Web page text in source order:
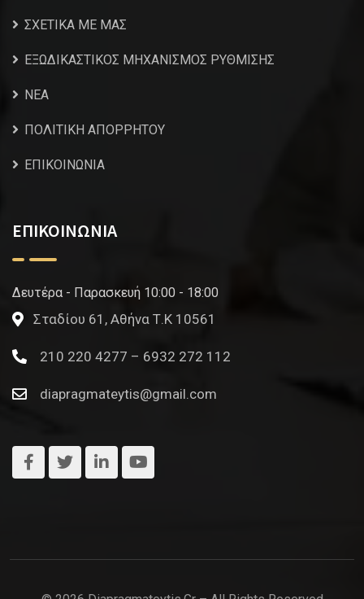
ΣΧΕΤΙΚΑ ΜΕ ΜΑΣ
ΕΞΩΔΙΚΑΣΤΙΚΟΣ ΜΗΧΑΝΙΣΜΟΣ ΡΥΘΜΙΣΗΣ
NEA
ΠΟΛΙΤΙΚΗ ΑΠΟΡΡΗΤΟΥ
ΕΠΙΚΟΙΝΩΝΙΑ
ΕΠΙΚΟΙΝΩΝΙΑ
Δευτέρα - Παρασκευή 10:00 - 18:00
Σταδίου 61, Αθήνα Τ.Κ 10561
210 220 4277 – 6932 272 112
diapragmateytis@gmail.com